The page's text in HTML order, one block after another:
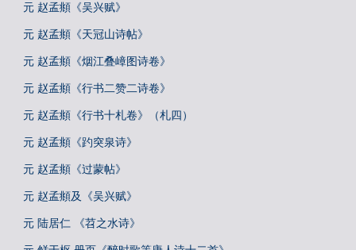
元 赵孟頫《吴兴赋》
元 赵孟頫《天冠山诗帖》
元 赵孟頫《烟江叠嶂图诗卷》
元 赵孟頫《行书二赞二诗卷》
元 赵孟頫《行书十札卷》（札四）
元 赵孟頫《趵突泉诗》
元 赵孟頫《过蒙帖》
元 赵孟頫及《吴兴赋》
元 陆居仁 《苕之水诗》